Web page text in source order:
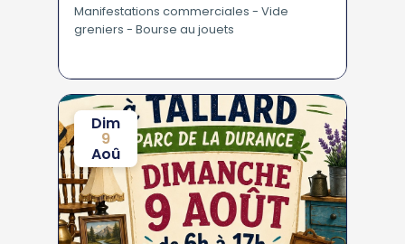
Manifestations commerciales - Vide
greniers - Bourse au jouets
Dim
9
Aoû